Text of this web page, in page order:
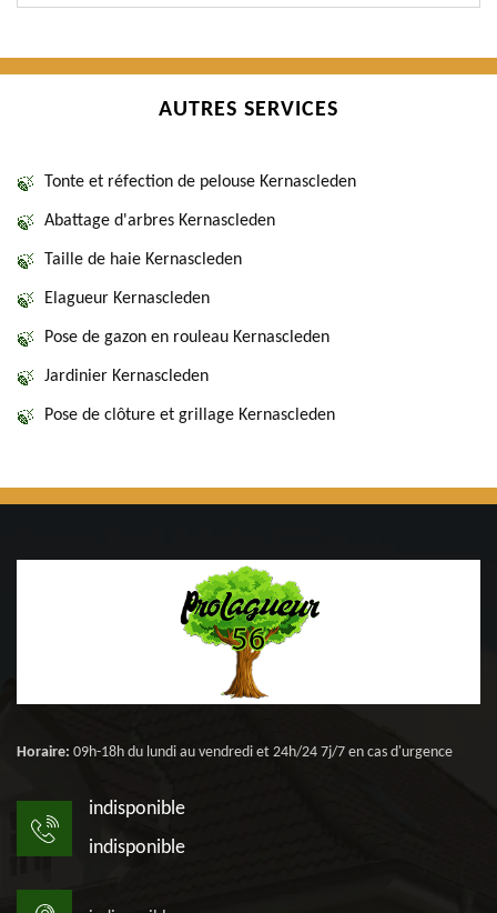
AUTRES SERVICES
Tonte et réfection de pelouse Kernascleden
Abattage d'arbres Kernascleden
Taille de haie Kernascleden
Elagueur Kernascleden
Pose de gazon en rouleau Kernascleden
Jardinier Kernascleden
Pose de clôture et grillage Kernascleden
Horaire: 09h-18h du lundi au vendredi et 24h/24 7j/7 en cas d'urgence
indisponible
indisponible